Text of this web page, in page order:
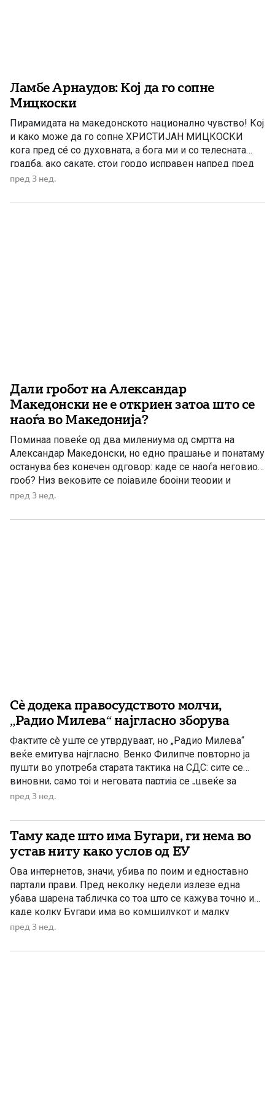
Ламбе Арнаудов: Кој да го сопне
Мицкоски
Пирамидата на македонското национално чувство! Кој
и како може да го сопне ХРИСТИЈАН МИЦКОСКИ
кога пред сé со духовната, а бога ми и со телесната
градба, ако сакате, стои гордо исправен напред пред
својот народ. Го крчи и трасира патот за кој што
за сега конечно благодарение на лидерот […]
пред 3 нед.
Дали гробот на Александар
Македонски не е откриен затоа што се
наоѓа во Македонија?
Поминаа повеќе од два милениума од смртта на
Александар Македонски, но едно прашање и понатаму
останува без конечен одговор: каде се наоѓа неговиот
гроб? Низ вековите се појавиле бројни теории и
претпоставки. Некои истражувачи сметаат дека
Александрија во Египет, други ги насочуваат
пред 3 нед.
Сè додека правосудството молчи,
„Радио Милева“ најгласно зборува
Фактите сè уште се утврдуваат, но „Радио Милева“
веќе емитува најгласно. Венко Филипче повторно ја
пушти во употреба старата тактика на СДС: сите се
виновни, само тој и неговата партија се „цвеќе за
мирисање“. Уште пред надлежните институции да ги
загадувањето на водата во Гостивар, Филипче и СДС
веќе […]
пред 3 нед.
Таму каде што има Бугари, ги нема во
устав ниту како услов од ЕУ
Ова интернетов, значи, убива по поим и едноставно
партали прави. Пред неколку недели излезе една
убава шарена табличка со тоа што се кажува точно и
каде колку Бугари има во комшилукот и малку
пошироко. Ете, да ти имало: Романија: 5.975,
Молдавија со Приднестровје: 79.520; Украина: 204.574;
пред 3 нед.